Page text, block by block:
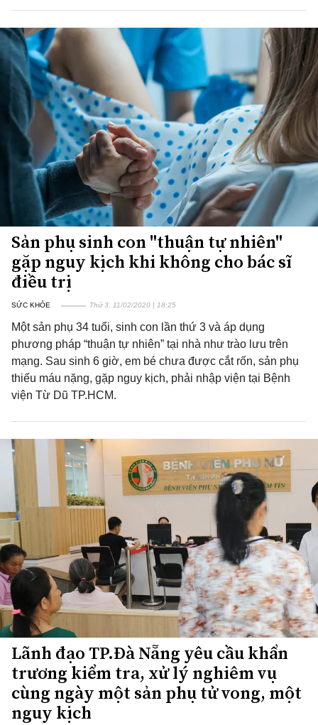
Sản phụ sinh con "thuận tự nhiên"
gặp nguy kịch khi không cho bác sĩ
điều trị
SỨC KHỎE Thứ 3, 11/02/2020 | 18:25
Một sản phụ 34 tuổi, sinh con lần thứ 3 và áp dụng
phương pháp “thuận tự nhiên” tại nhà như trào lưu trên
mạng. Sau sinh 6 giờ, em bé chưa được cắt rốn, sản phụ
thiếu máu nặng, gặp nguy kịch, phải nhập viện tại Bệnh
viện Từ Dũ TP.HCM.
Lãnh đạo TP.Đà Nẵng yêu cầu khẩn
trương kiểm tra, xử lý nghiêm vụ
cùng ngày một sản phụ tử vong, một
nguy kịch